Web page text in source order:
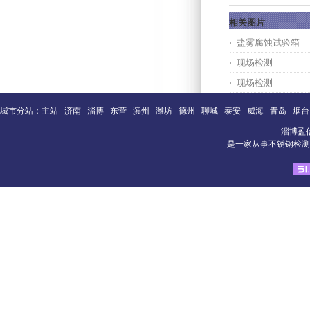
相关图片
盐雾腐蚀试验箱
现场检测
现场检测
城市分站： 主站 济南 淄博 东营 滨州 潍坊 德州 聊城 泰安 威海 青岛 烟台
淄博盈
是一家从事不锈钢检